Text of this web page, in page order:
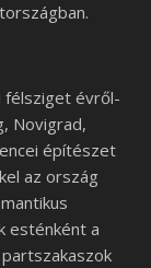
félsziget évről-
Novigrad,
építészet
az ország
esténként a